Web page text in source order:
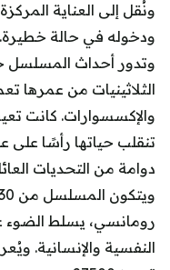
ونُقل إلى العناية
ودخوله في حالة خطيرة.
وتدور أحداث
الثلاثينيات من
والإكسسوارات. كانت
تنقلب حياتها رأسًا على
دوامة من التحديات
رومانسي، يسلط الضوء